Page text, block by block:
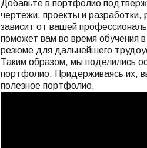
Добавьте в портфолио
чертежи, проекты и
зависит от вашей
поможет вам во время обучения
резюме для дальнейшего
Таким образом, мы поделились
портфолио. Придерживаясь их,
полезное портфолио.